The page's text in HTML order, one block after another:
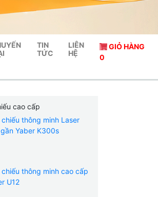
TIN
TỨC
LIÊN
HỆ
GIỎ HÀNG
0
cao cấp
chiếu thông minh Laser
Yaber K300s
chiếu thông minh cao cấp
U12